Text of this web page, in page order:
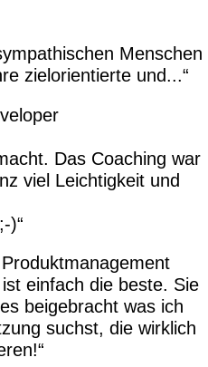
Menschen
zielorientierte und...
Das Coaching war
viel Leichtigkeit und
)
einfach die beste. Sie
beigebracht was ich
suchst, die wirklich